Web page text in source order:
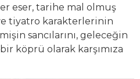
eser, tarihe mal olmuş
tiyatro karakterlerinin
sancılarını, geleceğin
köprü olarak karşımıza